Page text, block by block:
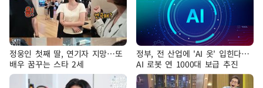
정웅인 첫째 딸, 연기자 지망…또
배우 꿈꾸는 스타 2세
정부, 전 산업에 'AI 옷' 입힌다…
AI 로봇 연 1000대 보급 추진